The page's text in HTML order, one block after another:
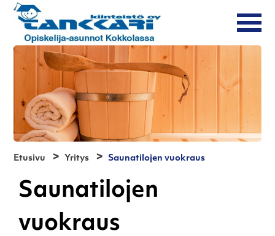
Etusivu Yritys Saunatilojen vuokraus
Saunatilojen
vuokraus